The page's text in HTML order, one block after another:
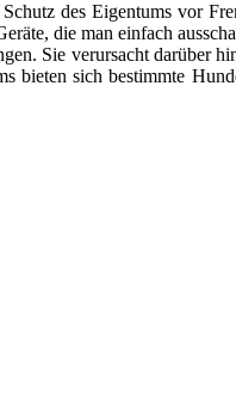
des Eigentums vor
die man einfach
Sie verursacht darüber
bieten sich bestimmte